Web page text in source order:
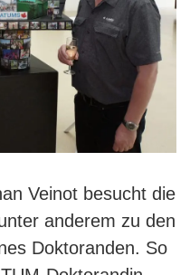
Veinot besucht die
anderem zu den
Doktoranden. So